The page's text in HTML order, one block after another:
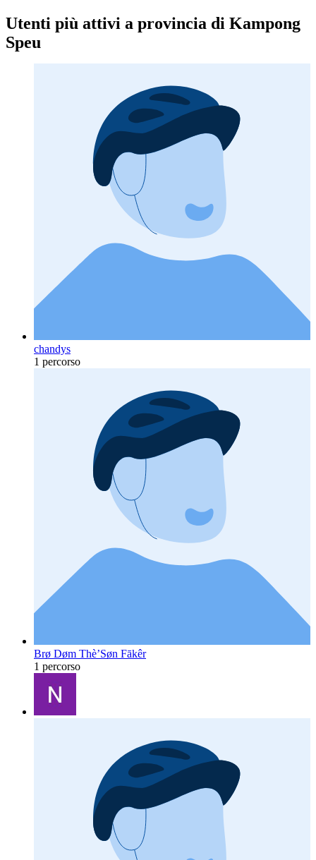
Utenti più attivi a provincia di Kampong
Speu
chandys
1 percorso
Brø Døm Thè’Søn Fākêr
1 percorso